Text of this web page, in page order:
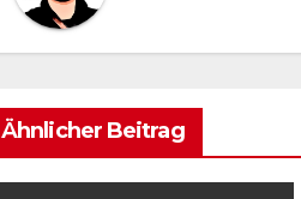
Ähnlicher Beitrag